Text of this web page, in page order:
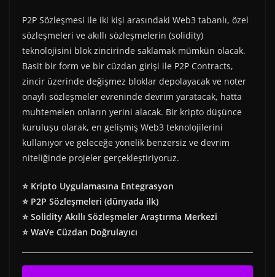
P2P Sözleşmesi ile iki kişi arasındaki Web3 tabanlı, özel
sözleşmeleri ve akıllı sözleşmelerin (solidity)
teknolojisini blok zincirinde saklamak mümkün olacak.
Basit bir form ve bir cüzdan girişi ile P2P Contracts,
zincir üzerinde değişmez bloklar depolayacak ve noter
onaylı sözleşmeler evreninde devrim yaratacak, hatta
muhtemelen onların yerini alacak. Bir kripto düşünce
kuruluşu olarak, en gelişmiş Web3 teknolojilerini
kullanıyor ve geleceğe yönelik benzersiz ve devrim
niteliğinde projeler gerçekleştiriyoruz.
⭐ Kripto Uygulamasına Entegrasyon
⭐ P2P Sözleşmeleri (dünyada ilk)
⭐ Solidity Akıllı Sözleşmeler Araştırma Merkezi
⭐ WaVe Cüzdan Doğrulayıcı